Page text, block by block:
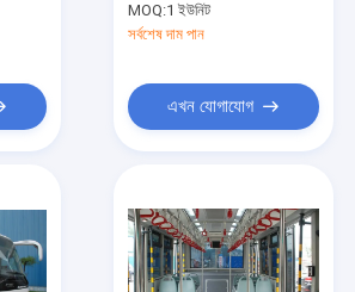
MOQ:1 ইউনিট
সর্বশেষ দাম পান
এখন যোগাযোগ